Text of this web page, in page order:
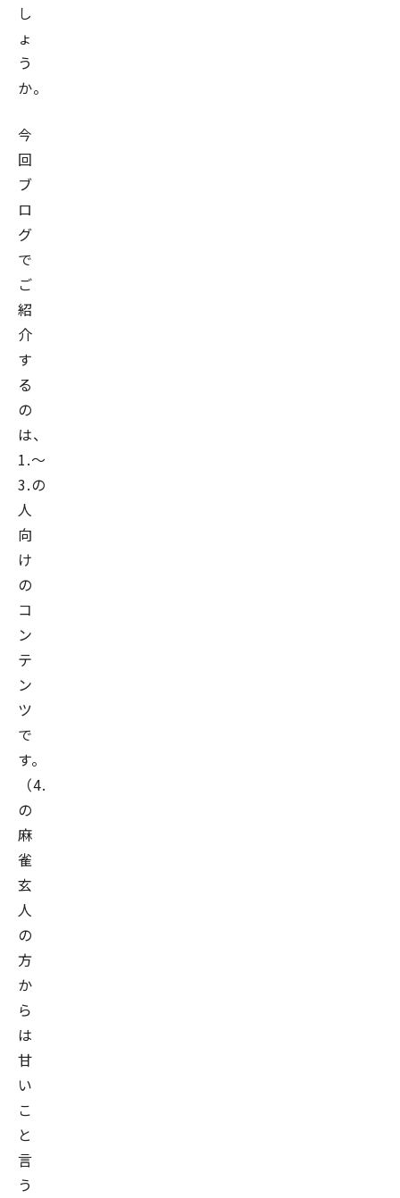
し
ょ
う
か。
今
回
ブ
ロ
グ
で
ご
紹
介
す
る
の
は、
1.〜
3.の
人
向
け
の
コ
ン
テ
ン
ツ
で
す。
（4.
の
麻
雀
玄
人
の
方
か
ら
は
甘
い
こ
と
言
う